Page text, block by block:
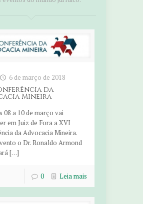
6 de março de 2018
da
Mineira
08 a 10 de março vai
em Juiz de Fora a XVI
da Advocacia Mineira.
o Dr. Ronaldo Armond
[…]
0 Leia mais